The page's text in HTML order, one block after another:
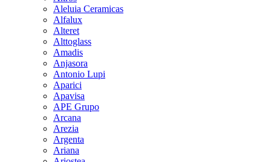
Aleluia Ceramicas
Alfalux
Alteret
Alttoglass
Amadis
Anjasora
Antonio Lupi
Aparici
Apavisa
APE Grupo
Arcana
Arezia
Argenta
Ariana